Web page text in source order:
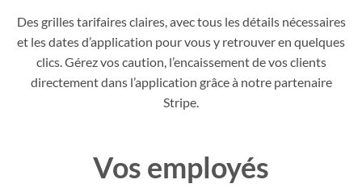
Des grilles tarifaires claires, avec tous les détails nécessaires
et les dates d’application pour vous y retrouver en quelques
clics. Gérez vos caution, l’encaissement de vos clients
directement dans l’application grâce à notre partenaire
Stripe.
Vos employés